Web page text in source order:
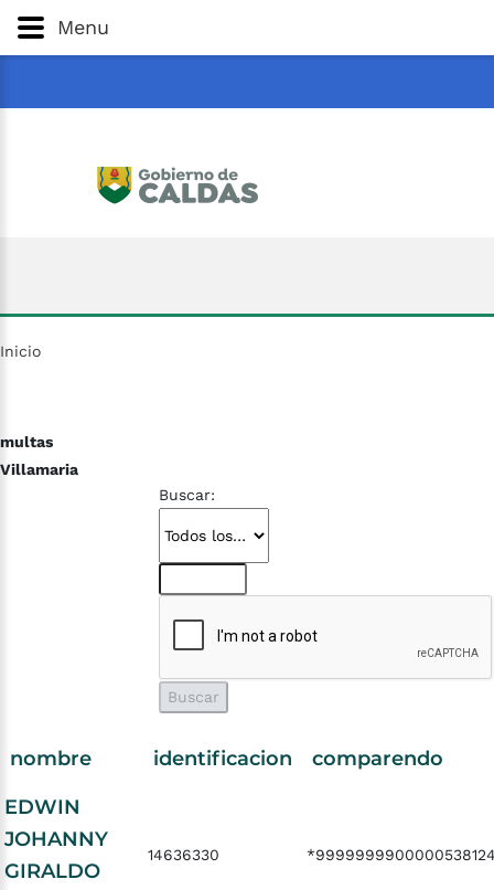
Gobernación
Menu
Inicio
multas
Villamaria
Buscar:
nombre identificacion
comparendo
EDWIN
JOHANNY
GIRALDO
14636330